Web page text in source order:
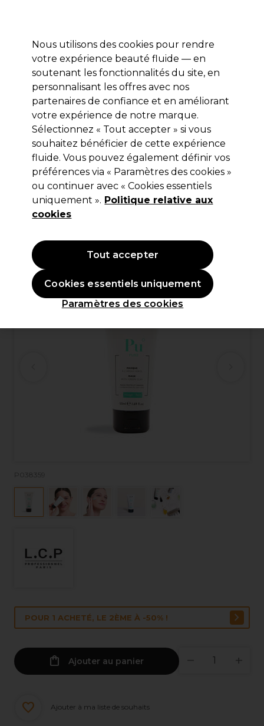
Se connecter
Marques Bons plans Coiffure Electro et Matériel
Livraison et délais
lire la suite
L.C.P Professionnel Paris
L.C.P Professionnel Paris Masque à
l'argile verte 50ml
(0)
19,05 €Hors TVA
P038359
POUR 1 ACHETÉ, LE 2ÈME À -50% !
Ajouter au panier
Ajouter à ma liste de souhaits
Nous utilisons des cookies pour rendre
votre expérience beauté fluide — en
soutenant les fonctionnalités du site, en
personnalisant les offres avec nos
partenaires de confiance et en améliorant
votre expérience de notre marque.
Sélectionnez « Tout accepter » si vous
souhaitez bénéficier de cette expérience
fluide. Vous pouvez également définir vos
préférences via « Paramètres des cookies »
ou continuer avec « Cookies essentiels
uniquement ». Politique relative aux
cookies
Paramètres des cookies
Cookies essentiels uniquement
Tout accepter